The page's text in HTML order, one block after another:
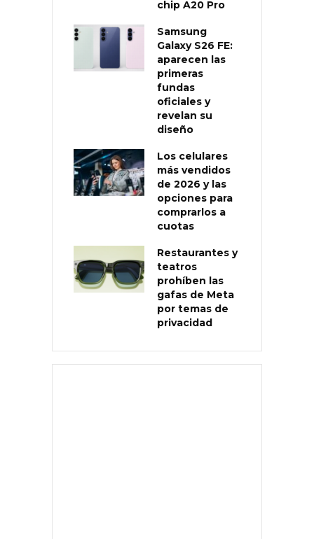
chip A20 Pro
Samsung
Galaxy S26 FE:
aparecen las
primeras
fundas
oficiales y
revelan su
diseño
Los celulares
más vendidos
de 2026 y las
opciones para
comprarlos a
cuotas
Restaurantes y
teatros
prohíben las
gafas de Meta
por temas de
privacidad